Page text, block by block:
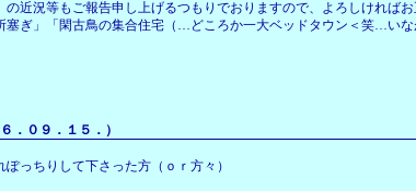
近況等もご報告申し上げるつもりでおりますので、よろしければ
ぎ」「閑古鳥の集合住宅（…どころか一大ベッドタウン＜笑…い
０９．１５．）
っちりして下さった方（ｏｒ方々）